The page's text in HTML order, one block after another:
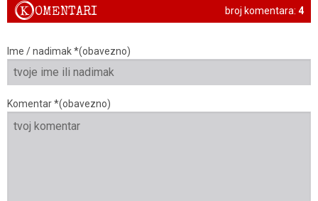
broj komentara: 4
KOMENTARI
Ime / nadimak *(obavezno)
Komentar *(obavezno)